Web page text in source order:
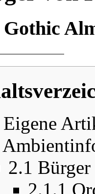
Eigene
2.1
2.1.1